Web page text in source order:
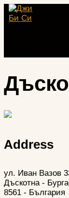
Address
ул. Иван Вазов
Дъскотна -
8561 - България